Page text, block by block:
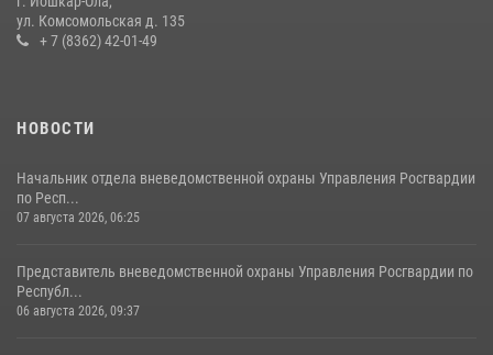
Управление Росгвардии по Республике Марий Эл приняло участие в
ул. Комсомольская д. 135
+ 7 (8362) 42-01-49
НОВОСТИ
Начальник отдела вневедомственной охраны Управления Росгвардии
по Респ...
07 августа 2026, 06:25
Представитель вневедомственной охраны Управления Росгвардии по
Республ...
06 августа 2026, 09:37